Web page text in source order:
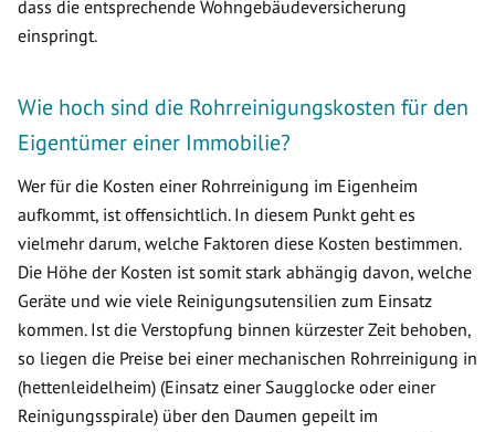
dass die entsprechende Wohngebäudeversicherung
einspringt.
Wie hoch sind die Rohrreinigungskosten für den
Eigentümer einer Immobilie?
Wer für die Kosten einer Rohrreinigung im Eigenheim
aufkommt, ist offensichtlich. In diesem Punkt geht es
vielmehr darum, welche Faktoren diese Kosten bestimmen.
Die Höhe der Kosten ist somit stark abhängig davon, welche
Geräte und wie viele Reinigungsutensilien zum Einsatz
kommen. Ist die Verstopfung binnen kürzester Zeit behoben,
so liegen die Preise bei einer mechanischen Rohrreinigung in
(hettenleidelheim) (Einsatz einer Saugglocke oder einer
Reinigungsspirale) über den Daumen gepeilt im